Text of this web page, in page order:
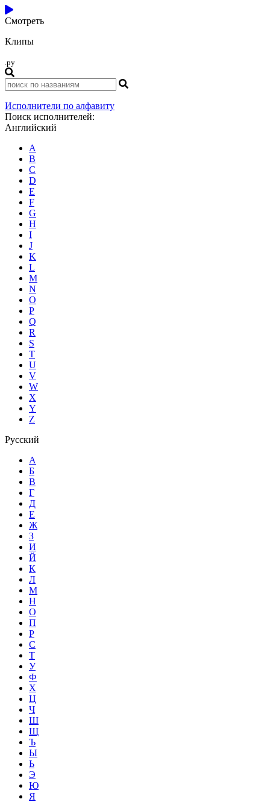
Смотреть
Клипы
.ру
Исполнители по алфавиту
Поиск исполнителей:
Английский
A
B
C
D
E
F
G
H
I
J
K
L
M
N
O
P
Q
R
S
T
U
V
W
X
Y
Z
Русский
А
Б
В
Г
Д
Е
Ж
З
И
Й
К
Л
М
Н
О
П
Р
С
Т
У
Ф
Х
Ц
Ч
Ш
Щ
Ъ
Ы
Ь
Э
Ю
Я